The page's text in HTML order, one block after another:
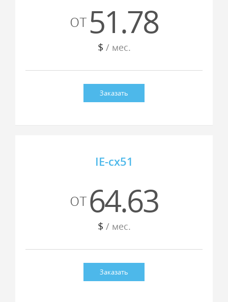
от51.78
$ / мес.
Заказать
IE-cx51
от64.63
$ / мес.
Заказать